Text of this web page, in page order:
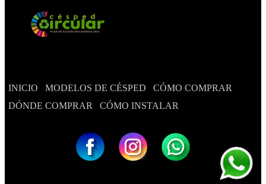
INICIO MODELOS DE CÉSPED
CÓMO COMPRAR
DÓNDE COMPRAR
CÓMO INSTALAR